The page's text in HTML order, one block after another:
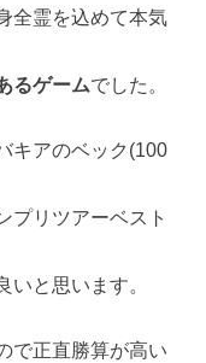
全霊を込めて本気
るゲームでした。
キアのベック(100
プリツアーベスト
いと思います。
で正直勝算が高い